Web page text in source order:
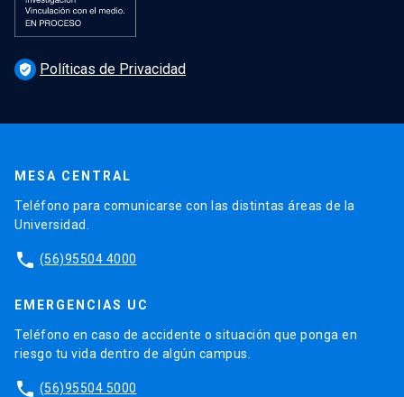
verified_user Políticas de Privacidad
MESA CENTRAL
Teléfono para comunicarse con las distintas áreas de la
Universidad.
phone (56)95504 4000
EMERGENCIAS UC
Teléfono en caso de accidente o situación que ponga en
riesgo tu vida dentro de algún campus.
phone (56)95504 5000